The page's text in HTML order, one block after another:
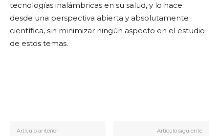
tecnologías inalámbricas en su salud, y lo hace
desde una perspectiva abierta y absolutamente
científica, sin minimizar ningún aspecto en el estudio
de estos temas.
Artículo anterior Artículo siguiente